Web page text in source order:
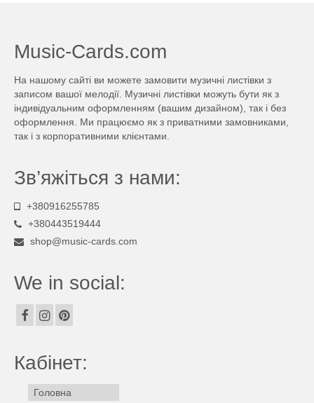
Music-Cards.com
На нашому сайті ви можете замовити музичні листівки з
записом вашої мелодії. Музичні листівки можуть бути як з
індивідуальним оформленням (вашим дизайном), так і без
оформлення. Ми працюємо як з приватними замовниками,
так і з корпоративними клієнтами.
Зв’яжіться з нами:
+380916255785
+380443519444
shop@music-cards.com
We in social:
Кабінет:
Головна